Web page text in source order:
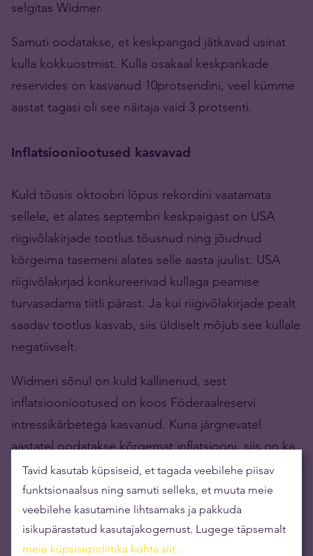
selgitas Widmer.
Samuti oodatakse, et keskpangad jätkavad usinat
kulla kokkuostmist. Kulla osakaal keskpankade
reservides on kasvanud 10protsendini, veel kümme
aastat tagasi oli see näitaja vaid 3 protsenti.
Inflatsiooniootused kasvavad
Kuld tõusis oktoobri lõpus rekordini vaatamata
sellele, et alates septembri keskpaigast on USA
riigivõlakirjade tootlus tõusnud ning jõudnud
kõrgeima tasemeni alates selle aasta juulist. USA
riigivõlakirjad konkureerivad kullaga peamise
turvasadama tiitli pärast. Ja kui riigivõlakirjade pealt
saadav tootlus kasvab, siis üldiselt mõjub see kullale
negatiivselt.
Widmeri sõnul on kuld kallinenud, sest
inflatsiooniootused on koos Föderaalreservi
intressikärbetega kasvanud. Kuna järgnevatel
aastatel oodatakse kõrgemat inflatsiooni, siis on ka
võlakirjade oodatav reaaltootlus (tootlus, millest on
inflatsioon maha arvestatud) kahanenud. Ehk
investorid arvavad, et edaspidine võlakirjade
reaaltootlus saab olema kesisem.
Tavid kasutab küpsiseid, et tagada veebilehe piisav
funktsionaalsus ning samuti selleks, et muuta meie
veebilehe kasutamine lihtsamaks ja pakkuda
isikupärastatud kasutajakogemust. Lugege täpsemalt
meie küpsisepoliitika kohta siit.